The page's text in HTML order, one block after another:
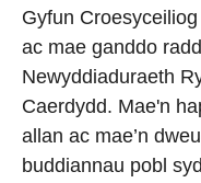
Gyfun
ac mae ganddo
Newyddiaduraeth
Caerdydd. Mae'n
allan ac mae’n
buddiannau pobl